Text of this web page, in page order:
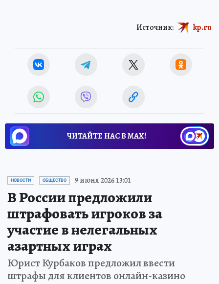
Источник: kp.ru
ЧИТАЙТЕ НАС В МАХ!
НОВОСТИ ОБЩЕСТВО 9 июня 2026 13:01
В России предложили
штрафовать игроков за
участие в нелегальных
азартных играх
Юрист Курбаков предложил ввести
штрафы для клиентов онлайн-казино